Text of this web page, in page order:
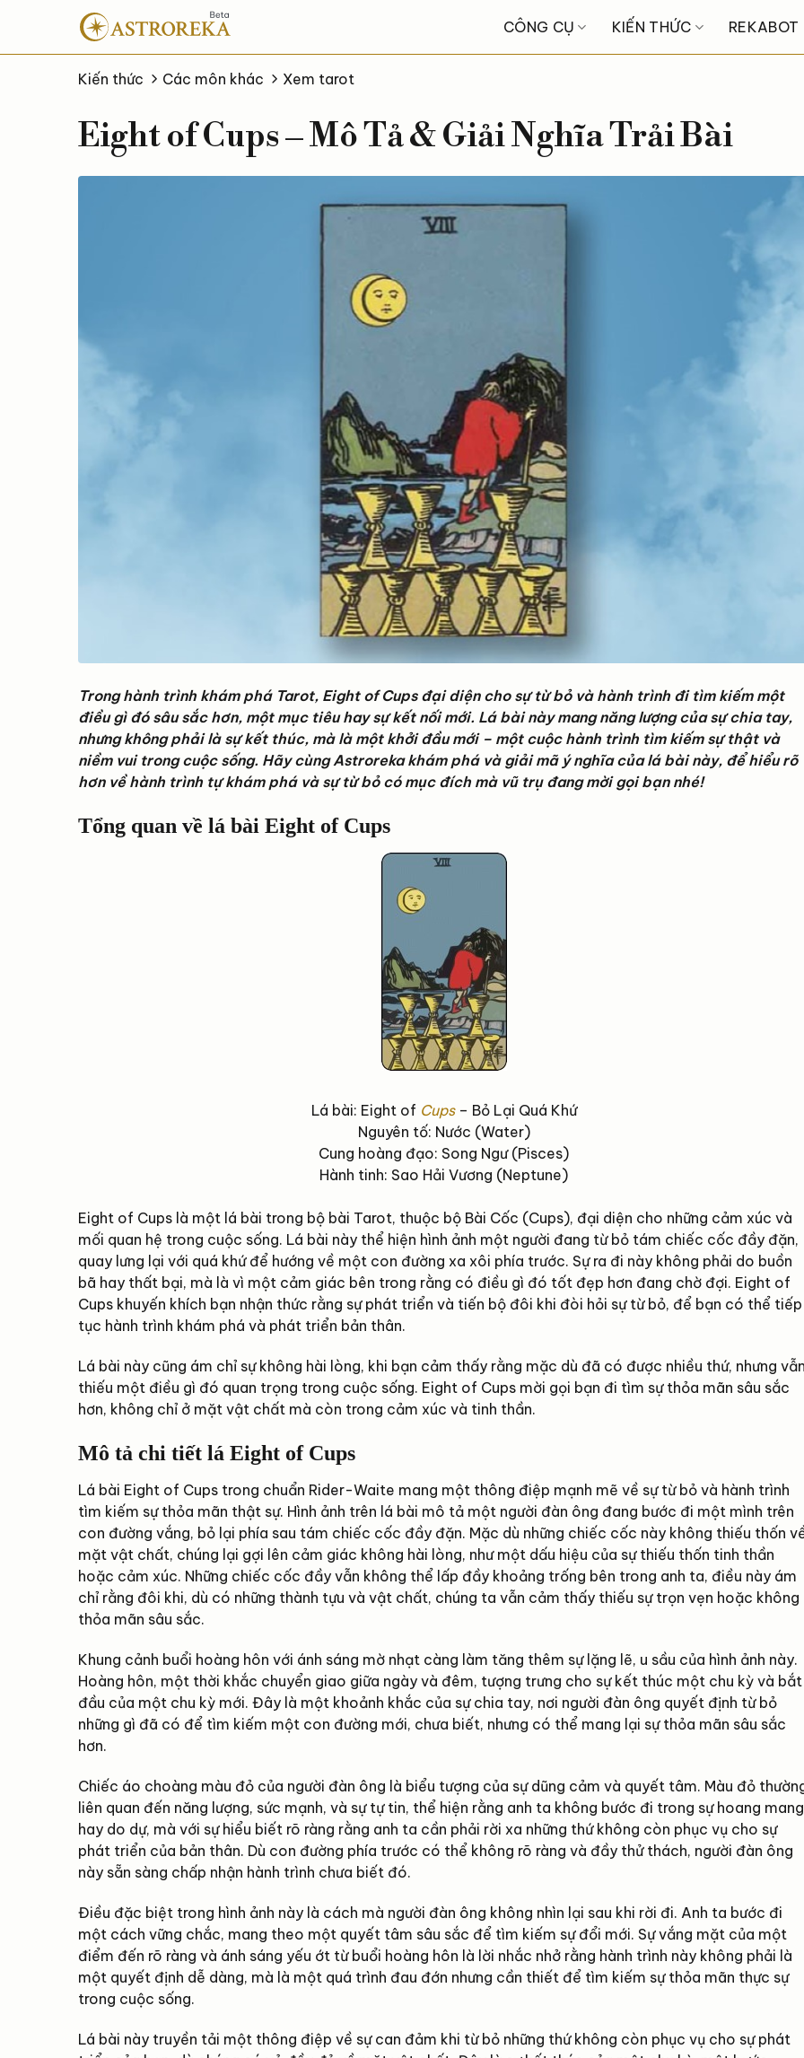
nội
CÔNG CỤ KIẾN THỨC REKABOT
Kiến thức Các môn khác Xem tarot
Eight of Cups – Mô Tả & Giải Nghĩa Trải Bài
Trong hành trình khám phá Tarot, Eight of Cups đại diện cho sự từ bỏ và hành trình đi tìm kiếm một
điều gì đó sâu sắc hơn, một mục tiêu hay sự kết nối mới. Lá bài này mang năng lượng của sự chia tay,
nhưng không phải là sự kết thúc, mà là một khởi đầu mới – một cuộc hành trình tìm kiếm sự thật và
niềm vui trong cuộc sống. Hãy cùng Astroreka khám phá và giải mã ý nghĩa của lá bài này, để hiểu rõ
hơn về hành trình tự khám phá và sự từ bỏ có mục đích mà vũ trụ đang mời gọi bạn nhé!
Tổng quan về lá bài Eight of Cups
Lá bài: Eight of Cups– Bỏ Lại Quá Khứ
Nguyên tố: Nước (Water)
Cung hoàng đạo: Song Ngư (Pisces)
Hành tinh: Sao Hải Vương (Neptune)
Eight of Cups là một lá bài trong bộ bài Tarot, thuộc bộ Bài Cốc (Cups), đại diện cho những cảm xúc và
mối quan hệ trong cuộc sống. Lá bài này thể hiện hình ảnh một người đang từ bỏ tám chiếc cốc đầy đặn,
quay lưng lại với quá khứ để hướng về một con đường xa xôi phía trước. Sự ra đi này không phải do buồn
bã hay thất bại, mà là vì một cảm giác bên trong rằng có điều gì đó tốt đẹp hơn đang chờ đợi. Eight of
Cups khuyến khích bạn nhận thức rằng sự phát triển và tiến bộ đôi khi đòi hỏi sự từ bỏ, để bạn có thể tiếp
tục hành trình khám phá và phát triển bản thân.
Lá bài này cũng ám chỉ sự không hài lòng, khi bạn cảm thấy rằng mặc dù đã có được nhiều thứ, nhưng
thiếu một điều gì đó quan trọng trong cuộc sống. Eight of Cups mời gọi bạn đi tìm sự thỏa mãn sâu sắc
hơn, không chỉ ở mặt vật chất mà còn trong cảm xúc và tinh thần.
Mô tả chi tiết lá Eight of Cups
Lá bài Eight of Cups trong chuẩn Rider-Waite mang một thông điệp mạnh mẽ về sự từ bỏ và hành trình
tìm kiếm sự thỏa mãn thật sự. Hình ảnh trên lá bài mô tả một người đàn ông đang bước đi một mình trên
con đường vắng, bỏ lại phía sau tám chiếc cốc đầy đặn. Mặc dù những chiếc cốc này không thiếu thốn
mặt vật chất, chúng lại gợi lên cảm giác không hài lòng, như một dấu hiệu của sự thiếu thốn tinh thần
hoặc cảm xúc. Những chiếc cốc đầy vẫn không thể lấp đầy khoảng trống bên trong anh ta, điều này ám
chỉ rằng đôi khi, dù có những thành tựu và vật chất, chúng ta vẫn cảm thấy thiếu sự trọn vẹn hoặc không
thỏa mãn sâu sắc.
Khung cảnh buổi hoàng hôn với ánh sáng mờ nhạt càng làm tăng thêm sự lặng lẽ, u sầu của hình ảnh này.
Hoàng hôn, một thời khắc chuyển giao giữa ngày và đêm, tượng trưng cho sự kết thúc một chu kỳ và bắt
đầu của một chu kỳ mới. Đây là một khoảnh khắc của sự chia tay, nơi người đàn ông quyết định từ bỏ
những gì đã có để tìm kiếm một con đường mới, chưa biết, nhưng có thể mang lại sự thỏa mãn sâu sắc
hơn.
Chiếc áo choàng màu đỏ của người đàn ông là biểu tượng của sự dũng cảm và quyết tâm. Màu đỏ
liên quan đến năng lượng, sức mạnh, và sự tự tin, thể hiện rằng anh ta không bước đi trong sự hoang mang
hay do dự, mà với sự hiểu biết rõ ràng rằng anh ta cần phải rời xa những thứ không còn phục vụ cho sự
phát triển của bản thân. Dù con đường phía trước có thể không rõ ràng và đầy thử thách, người đàn ông
này sẵn sàng chấp nhận hành trình chưa biết đó.
Điều đặc biệt trong hình ảnh này là cách mà người đàn ông không nhìn lại sau khi rời đi. Anh ta bước đi
một cách vững chắc, mang theo một quyết tâm sâu sắc để tìm kiếm sự đổi mới. Sự vắng mặt của một
điểm đến rõ ràng và ánh sáng yếu ớt từ buổi hoàng hôn là lời nhắc nhở rằng hành trình này không phải là
một quyết định dễ dàng, mà là một quá trình đau đớn nhưng cần thiết để tìm kiếm sự thỏa mãn thực sự
trong cuộc sống.
Lá bài này truyền tải một thông điệp về sự can đảm khi từ bỏ những thứ không còn phục vụ cho sự phát